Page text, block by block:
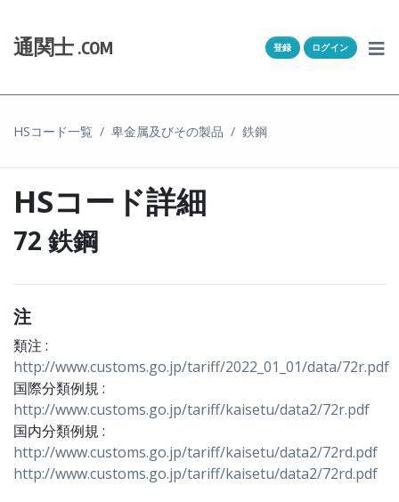
通関士 .COM 登録 ログイン
HSコード一覧 卑金属及びその製品 鉄鋼
HSコード詳細
72 鉄鋼
注
類注 :
http://www.customs.go.jp/tariff/2022_01_01/data/72r.pdf
国際分類例規 :
http://www.customs.go.jp/tariff/kaisetu/data2/72r.pdf
国内分類例規 :
http://www.customs.go.jp/tariff/kaisetu/data2/72rd.pdf
http://www.customs.go.jp/tariff/kaisetu/data2/72rd.pdf
通関士NEWS